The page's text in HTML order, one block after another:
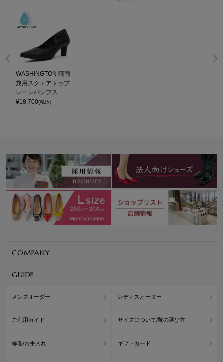
WASHINGTON 晴雨
兼用スクエアトゥプ
レーンパンプス
¥18,700(税込)
COMPANY
GUIDE
メンズオーダー レディスオーダー
ご利用ガイド サイズについて/靴の選び方
修理/お手入れ ギフトカード